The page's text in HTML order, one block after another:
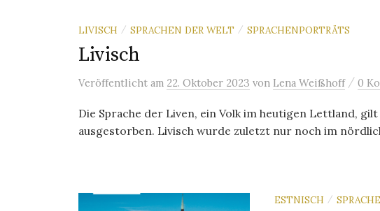
LIVISCH / SPRACHEN DER WELT / SPRACHENPORTRÄTS
Livisch
Veröffentlicht am 22. Oktober 2023 von Lena Weißhoff / 0
Die Sprache der Liven, ein Volk im heutigen Lettland,
ausgestorben. Livisch wurde zuletzt nur noch im
ESTNISCH /